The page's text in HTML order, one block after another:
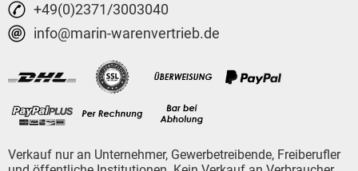
+49(0)2371/3003040
info@marin-warenvertrieb.de
Verkauf nur an Unternehmer, Gewerbetreibende, Freiberufler